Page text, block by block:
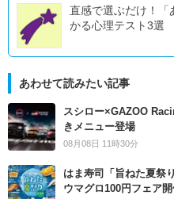
直感で選ぶだけ！「
かる心理テスト3選
あわせて読みたい記事
スシロー×GAZOO
きメニュー登場
08月08日 11時30分
はま寿司「旨ねた夏祭
ウマグロ100円フェア